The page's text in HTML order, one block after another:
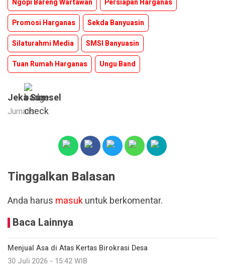
Ngopi Bareng Wartawan
Persiapan Harganas
Promosi Harganas
Sekda Banyuasin
Silaturahmi Media
SMSI Banyuasin
Tuan Rumah Harganas
Ungu Band
Jeka Sumsel
Jurnalis
Tinggalkan Balasan
Anda harus masukuntuk berkomentar.
Baca Lainnya
Menjual Asa di Atas Kertas Birokrasi Desa
30 Juli 2026 - 15:42 WIB